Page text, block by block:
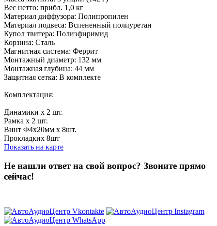
Вес нетто: прибл. 1,0 кг
Материал диффузора: Полипропилен
Материал подвеса: Вспененный полиуретан
Купол твитера: Полиэфиримид
Корзина: Сталь
Магнитная система: Феррит
Монтажный диаметр: 132 мм
Монтажная глубина: 44 мм
Защитная сетка: В комплекте
Комплектация:
Динамики х 2 шт.
Рамка х 2 шт.
Винт Φ4x20мм x 8шт.
Прокладкиx 8шт
Показать на карте
Не нашли ответ на свой вопрос? Звоните прямо
сейчас!